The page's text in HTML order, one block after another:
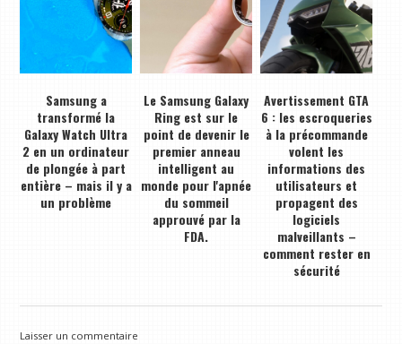
Samsung a
transformé la
Galaxy Watch Ultra
2 en un ordinateur
de plongée à part
entière – mais il y a
un problème
Le Samsung Galaxy
Ring est sur le
point de devenir le
premier anneau
intelligent au
monde pour l'apnée
du sommeil
approuvé par la
FDA.
Avertissement GTA
6 : les escroqueries
à la précommande
volent les
informations des
utilisateurs et
propagent des
logiciels
malveillants –
comment rester en
sécurité
Laisser un commentaire